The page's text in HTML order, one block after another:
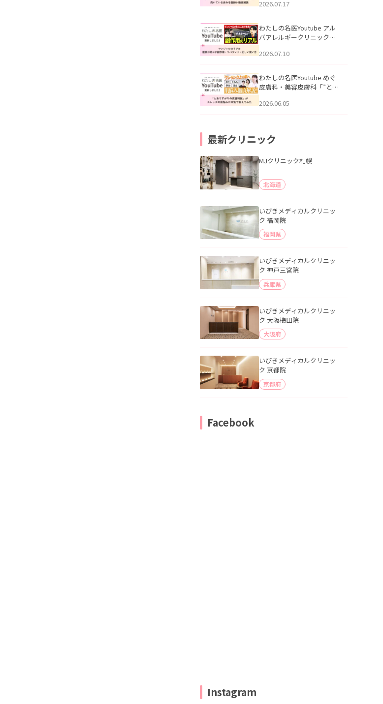
跡にVビームは効く？向いて
説」を公開いたしました。
2026.07.17
わたしの名医Youtube アル
バアレルギークリニック札
医師が明かす副作用・リバ
公開いたしました。
2026.07.10
わたしの名医Youtube めぐ
皮膚科・美容皮膚科「”とお
ッズの肌悩みに本気で答え
2026.06.05
最新クリニック
MJクリニック札幌
北海道
いびきメディカルクリニッ
ク 福岡院
福岡県
いびきメディカルクリニッ
ク 神戸三宮院
兵庫県
いびきメディカルクリニッ
ク 大阪梅田院
大阪府
いびきメディカルクリニッ
ク 京都院
京都府
Facebook
Instagram